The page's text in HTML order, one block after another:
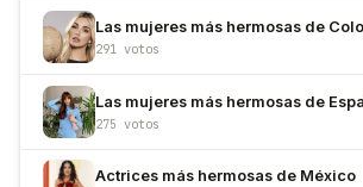
Las mujeres más hermosas de
291 votos
Las mujeres más hermosas de
275 votos
Actrices más hermosas de México